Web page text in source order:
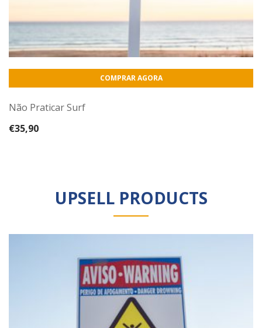
COMPRAR AGORA
Não Praticar Surf
€35,90
UPSELL PRODUCTS